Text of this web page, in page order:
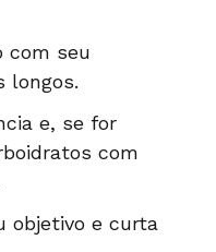
com seu
longos.
e, se for
com
objetivo e curta